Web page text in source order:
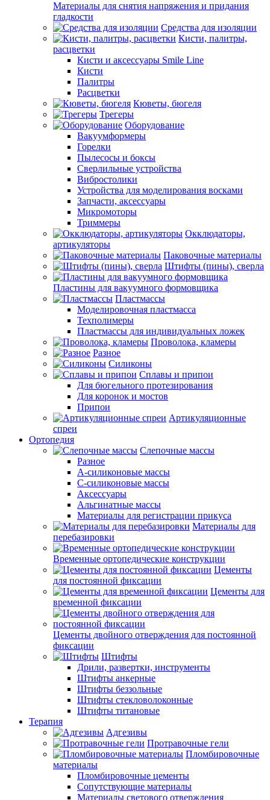
Материалы для снятия напряжения и придания
гладкости
Средства для изоляции
Кисти, палитры,
расцветки
Кисти и аксессуары Smile Line
Кисти
Палитры
Расцветки
Кюветы, бюгеля
Трегеры
Оборудование
Вакуумформеры
Горелки
Пылесосы и боксы
Сверлильные устройства
Вибростолики
Устройства для моделирования восками
Запчасти, аксессуары
Микромоторы
Триммеры
Окклюдаторы,
артикуляторы
Паковочные материалы
Штифты (пины), сверла
Пластины для вакуумного формовщика
Пластмассы
Моделировочная пластмасса
Техполимеры
Пластмассы для индивидуальных ложек
Проволока, кламеры
Разное
Силиконы
Сплавы и припои
Для бюгельного протезирования
Для коронок и мостов
Припои
Артикуляционные
спреи
Ортопедия
Слепочные массы
Разное
А-силиконовые массы
С-силиконовые массы
Аксессуары
Альгинатные массы
Материалы для регистрации прикуса
Материалы для
перебазировки
Временные ортопедические конструкции
Цементы
для постоянной фиксации
Цементы для
временной фиксации
Цементы двойного отверждения для постоянной
фиксации
Штифты
Дрили, развертки, инструменты
Штифты анкерные
Штифты беззольные
Штифты стекловолоконные
Штифты титановые
Терапия
Адгезивы
Протравочные гели
Пломбировочные
материалы
Пломбировочные цементы
Сопутствующие материалы
Материалы светового отверждения